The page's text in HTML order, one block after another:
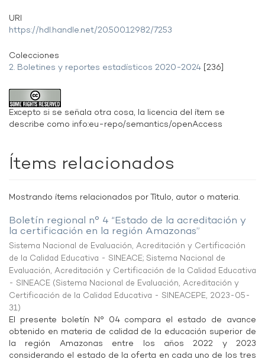
URI
https://hdl.handle.net/20.500.12982/7253
Colecciones
2. Boletines y reportes estadísticos 2020-2024 [236]
Excepto si se señala otra cosa, la licencia del ítem se
describe como info:eu-repo/semantics/openAccess
Ítems relacionados
Mostrando ítems relacionados por Título, autor o materia.
Boletín regional n° 4 “Estado de la acreditación y
la certificación en la región Amazonas”
Sistema Nacional de Evaluación, Acreditación y Certificación
de la Calidad Educativa - SINEACE; Sistema Nacional de
Evaluación, Acreditación y Certificación de la Calidad Educativa
- SINEACE (Sistema Nacional de Evaluación, Acreditación y
Certificación de la Calidad Educativa - SINEACEPE, 2023-05-
31)
El presente boletín N° 04 compara el estado de avance
obtenido en materia de calidad de la educación superior de
la región Amazonas entre los años 2022 y 2023
considerando el estado de la oferta en cada uno de los tres